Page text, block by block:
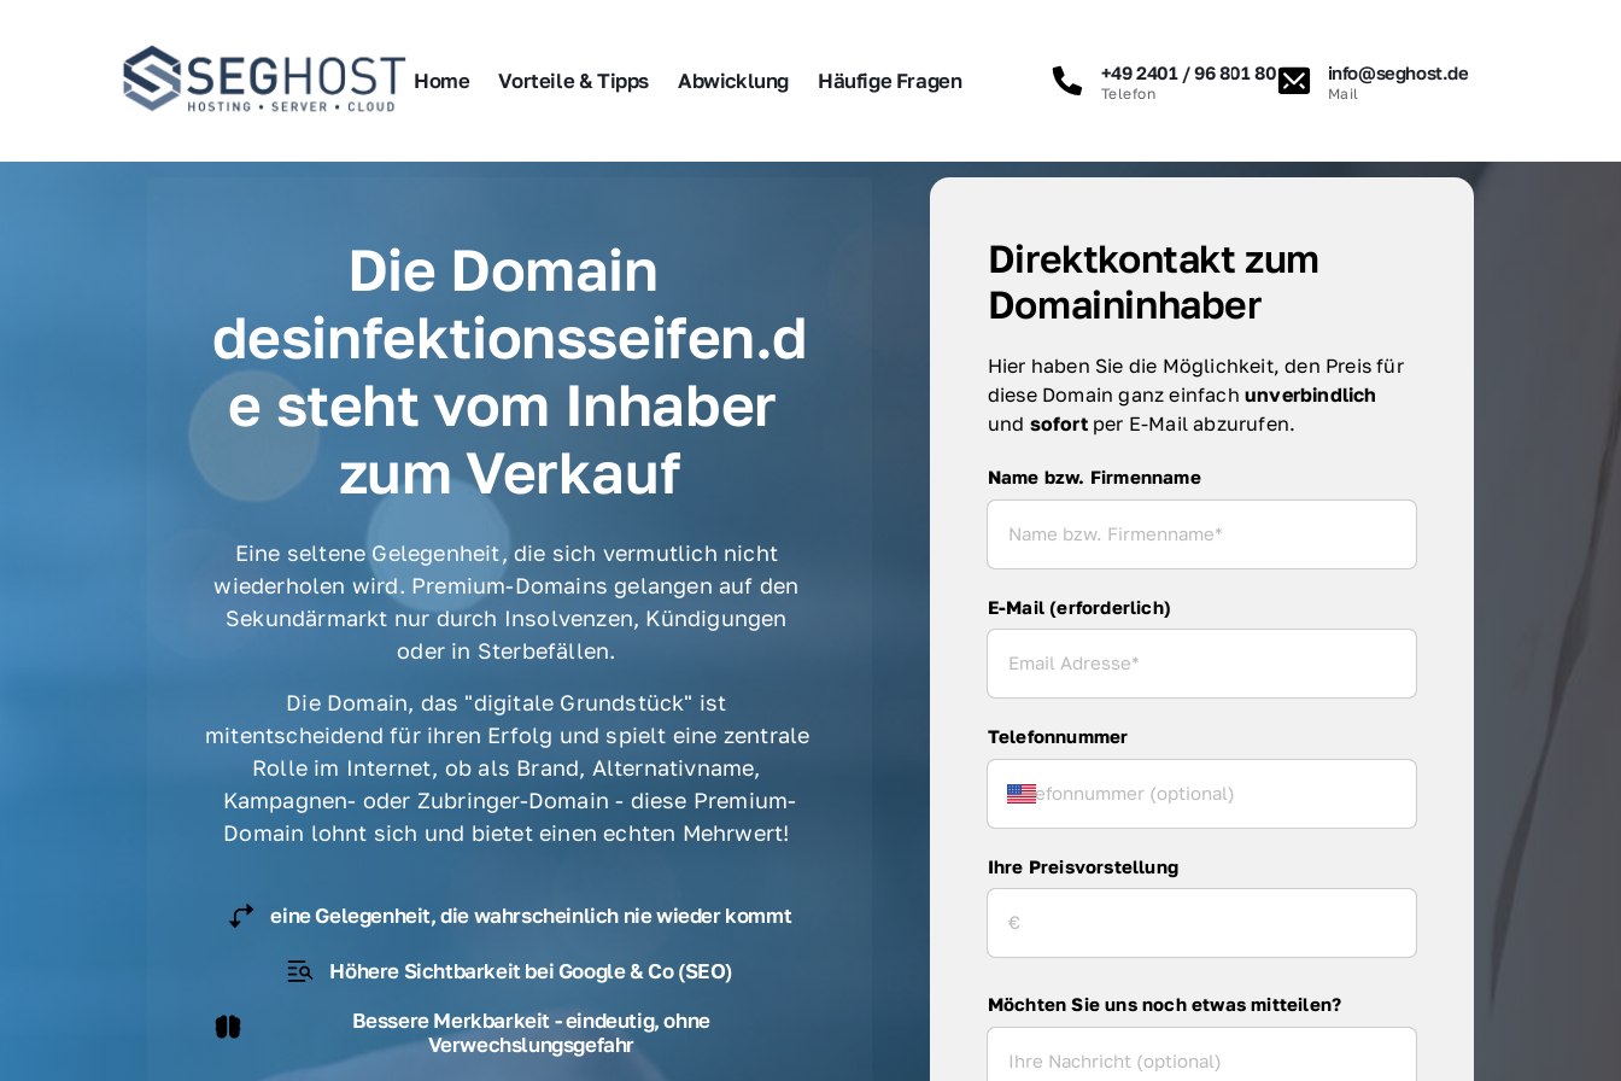
Home Vorteile & Tipps Abwicklung Häufige Fragen +49 2401 / 96 801 80
Telefon
info@seghost.de
Mail
Die Domain
desinfektionsseifen.d
e steht vom Inhaber
zum Verkauf
Eine seltene Gelegenheit, die sich vermutlich nicht
wiederholen wird. Premium-Domains gelangen auf den
Sekundärmarkt nur durch Insolvenzen, Kündigungen
oder in Sterbefällen.
Die Domain, das "digitale Grundstück" ist
mitentscheidend für ihren Erfolg und spielt eine zentrale
Rolle im Internet, ob als Brand, Alternativname,
Kampagnen- oder Zubringer-Domain - diese Premium-
Domain lohnt sich und bietet einen echten Mehrwert!
eine Gelegenheit, die wahrscheinlich nie wieder kommt
Höhere Sichtbarkeit bei Google & Co (SEO)
Bessere Merkbarkeit - eindeutig, ohne
Verwechslungsgefahr
Direktkontakt zum
Domaininhaber
Hier haben Sie die Möglichkeit, den Preis für
diese Domain ganz einfach
und sofort per E-Mail abzurufen.
Name bzw. Firmenname
Name bzw. Firmenname
E-Mail (erforderlich)
Telefonnummer
Ihre Preisvorstellung
Möchten Sie uns noch etwas mitteilen?